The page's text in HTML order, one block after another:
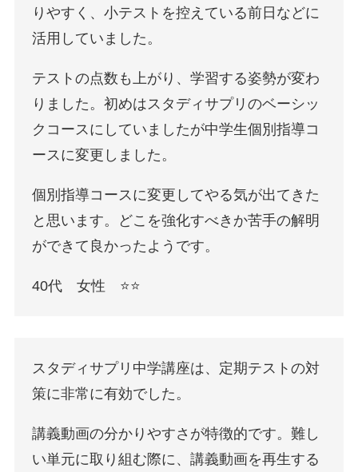
りやすく、小テストを控えている前日などに
活用していました。
テストの点数も上がり、学習する姿勢が変わ
りました。初めはスタディサプリのベーシッ
クコースにしていましたが中学生個別指導コ
ースに変更しました。
個別指導コースに変更してやる気が出てきた
と思います。どこを強化すべきか苦手の解明
ができて良かったようです。
40代 女性 ⭐️⭐️
スタディサプリ中学講座は、定期テストの対
策に非常に有効でした。
講義動画の分かりやすさが特徴的です。難し
い単元に取り組む際に、講義動画を再生する